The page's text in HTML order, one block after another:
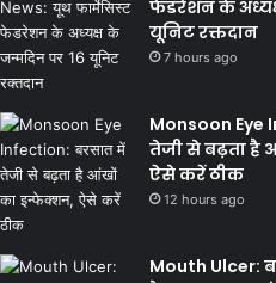
फेडरेशन के
यूनिट रक्तदान
7 hours ago
Monsoon Eye
तेजी से बढ़ता है
ऐसे करें ठीक
12 hours ago
Mouth Ulcer: